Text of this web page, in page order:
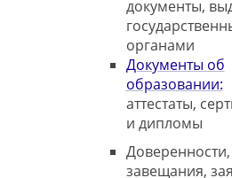
документы,
органами
Документы об
образовании:
аттестаты,
и дипломы
Доверенности,
завещания,